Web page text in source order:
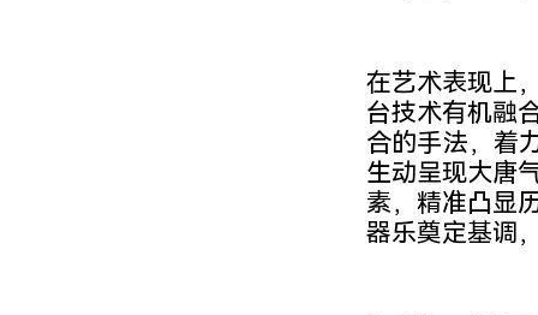
在艺术表现上
台技术有机融
合的手法，着
生动呈现大唐
素，精准凸显
器乐奠定基调